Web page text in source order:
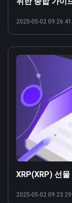
2025-05-02 09:26:41
XRP(XRP) 선
2025-05-02 09:23:29